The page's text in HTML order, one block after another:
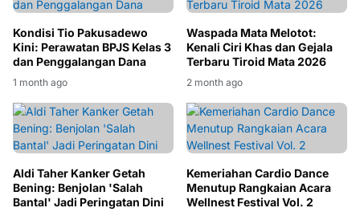
Kondisi Tio Pakusadewo
Kini: Perawatan BPJS Kelas 3
dan Penggalangan Dana
1 month ago
Waspada Mata Melotot:
Kenali Ciri Khas dan Gejala
Terbaru Tiroid Mata 2026
2 month ago
Aldi Taher Kanker Getah
Bening: Benjolan 'Salah
Bantal' Jadi Peringatan Dini
Kemeriahan Cardio Dance
Menutup Rangkaian Acara
Wellnest Festival Vol. 2